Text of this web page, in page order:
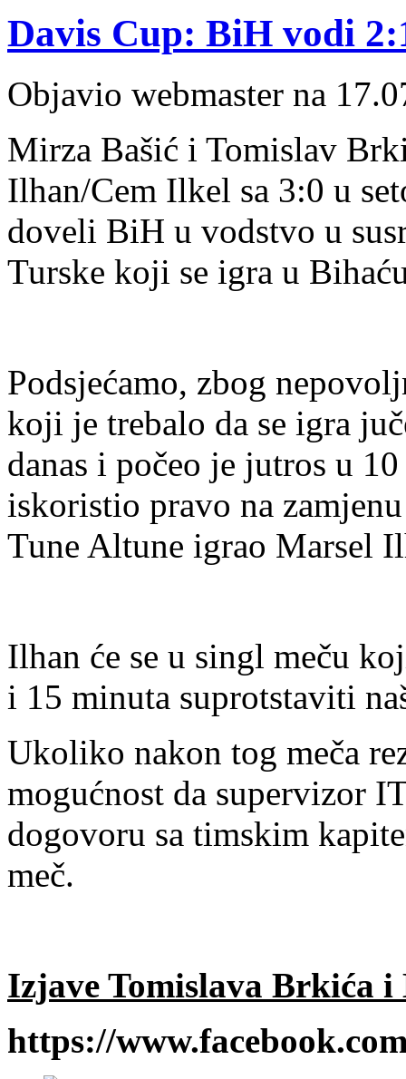
Davis Cup: BiH vodi
Objavio webmaster na
Mirza Bašić i Tomislav
Ilhan/Cem Ilkel sa 3:0 u
doveli BiH u vodstvo u
Turske koji se igra u
Podsjećamo, zbog
koji je trebalo da se igra
danas i počeo je jutros u
iskoristio pravo na
Tune Altune igrao Marsel
Ilhan će se u singl meču
i 15 minuta suprotstaviti
Ukoliko nakon tog meča
mogućnost da supervizor
dogovoru sa timskim
meč.
Izjave Tomislava Brkića
https://